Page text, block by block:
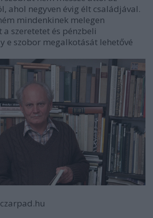
ahol negyven évig élt családjával.
mindenkinek melegen
a szeretetet és pénzbeli
e szobor megalkotását lehetővé